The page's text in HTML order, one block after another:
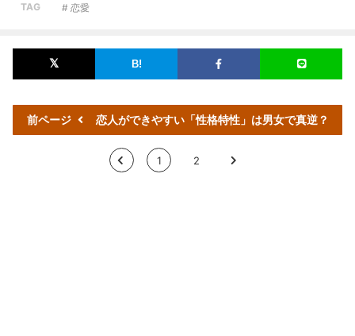
TAG # 恋愛
前ページ 恋人ができやすい「性格特性」は男女で真逆？
< 1 2 >